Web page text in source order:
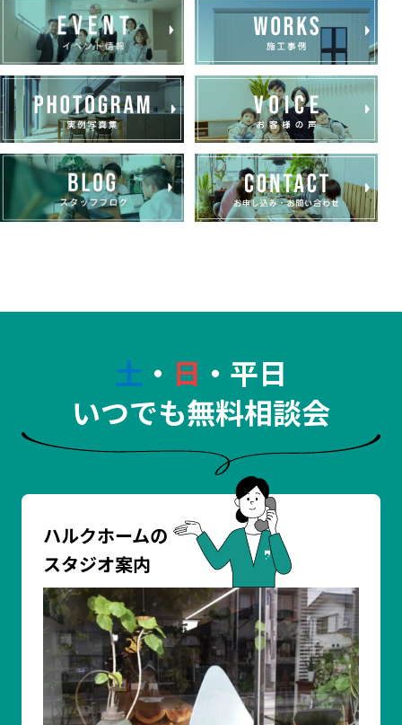
土 ・ 日 ・平日
いつでも無料相談会
ハルクホームの
スタジオ案内